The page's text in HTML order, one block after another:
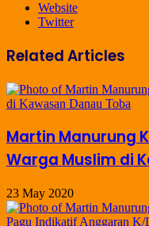
Website
Twitter
Related Articles
Martin Manurung
Warga Muslim di
23 May 2020